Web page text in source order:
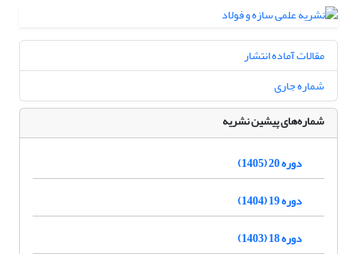
مقالات آماده انتشار
شماره جاری
شماره‌های پیشین نشریه
دوره 20 (1405)
دوره 19 (1404)
دوره 18 (1403)